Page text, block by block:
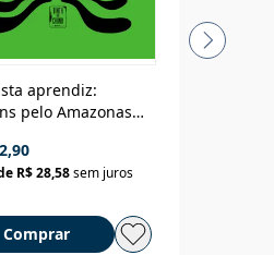
aprendiz:
pelo Amazonas
e por Marajó
chega
R$ 28,58sem juros
Comprar